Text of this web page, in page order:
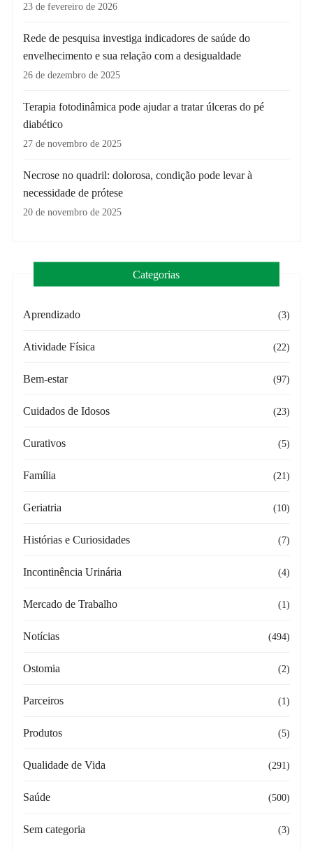
23 de fevereiro de 2026
Rede de pesquisa investiga indicadores de saúde do
envelhecimento e sua relação com a desigualdade
26 de dezembro de 2025
Terapia fotodinâmica pode ajudar a tratar úlceras do pé
diabético
27 de novembro de 2025
Necrose no quadril: dolorosa, condição pode levar à
necessidade de prótese
20 de novembro de 2025
Categorias
Aprendizado (3)
Atividade Física (22)
Bem-estar (97)
Cuidados de Idosos (23)
Curativos (5)
Família (21)
Geriatria (10)
Histórias e Curiosidades (7)
Incontinência Urinária (4)
Mercado de Trabalho (1)
Notícias (494)
Ostomia (2)
Parceiros (1)
Produtos (5)
Qualidade de Vida (291)
Saúde (500)
Sem categoria (3)